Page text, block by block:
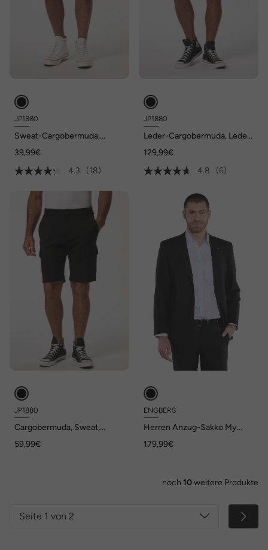
JP1880
Sweat-Cargobermuda,
bis 7 XL
39,99€
4.3
(18)
JP1880
Leder-Cargobermuda, Leder,
Cargotaschen, bis Gr. 68
129,99€
4.8
(6)
JP1880
Cargobermuda, Sweat,
FLEXNAMIC®, bis 72
59,99€
ENGBERS
Herren Anzug-Sakko My
179,99€
noch 10weitere Produkte
Seite 1 von 2